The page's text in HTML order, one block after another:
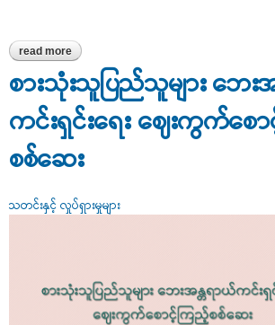
read more about မြင်းခြံ၌ စားသုံးဆီလုပ်ငန်းရှင်များအာ
ပြုလုပ်
စားသုံးသူပြည်သူများ ဘေး
ကင်းရှင်းရေး ဈေးကွက်စေ
စစ်ဆေး
သတင်းနှင့် လှုပ်ရှားမှုများ